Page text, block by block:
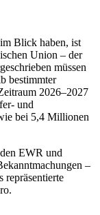
Blick haben, ist
Union – der
müssen
bestimmter
2026–2027
und
bei 5,4 Millionen
EWR und
–
repräsentierte